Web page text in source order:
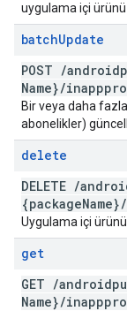
uygulama içi ürünü
batchUpdate
POST /
Name}/
Bir veya daha
abonelikler)
delete
DELETE /
{packageName}/
Uygulama içi
get
GET /
Name}/